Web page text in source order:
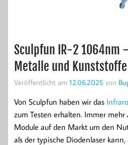
Sculpfun IR-2 1064nm
Metalle und Kunststoffe
Veröffentlicht am 12.06.2025 von
Von Sculpfun haben wir das
zum Testen erhalten. Immer
Module auf den Markt um den
als der typische Diodenlaser